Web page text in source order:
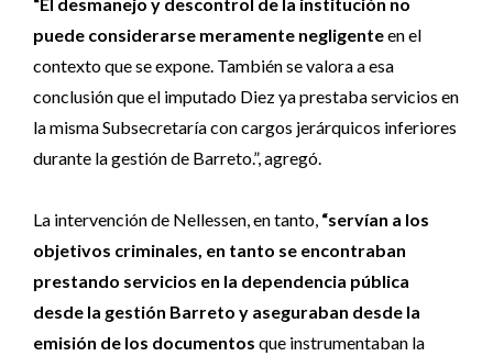
puede considerarse meramente negligenteen el
contexto que se expone. También se valora a esa
conclusión que el imputado Diez ya prestaba servicios en
la misma Subsecretaría con cargos jerárquicos inferiores
durante la gestión de Barreto.”, agregó.
La intervención de Nellessen, en tanto, “servían a los
objetivos criminales, en tanto se encontraban
prestando servicios en la dependencia pública
desde la gestión Barreto y aseguraban desde la
emisión de los documentos que instrumentaban la